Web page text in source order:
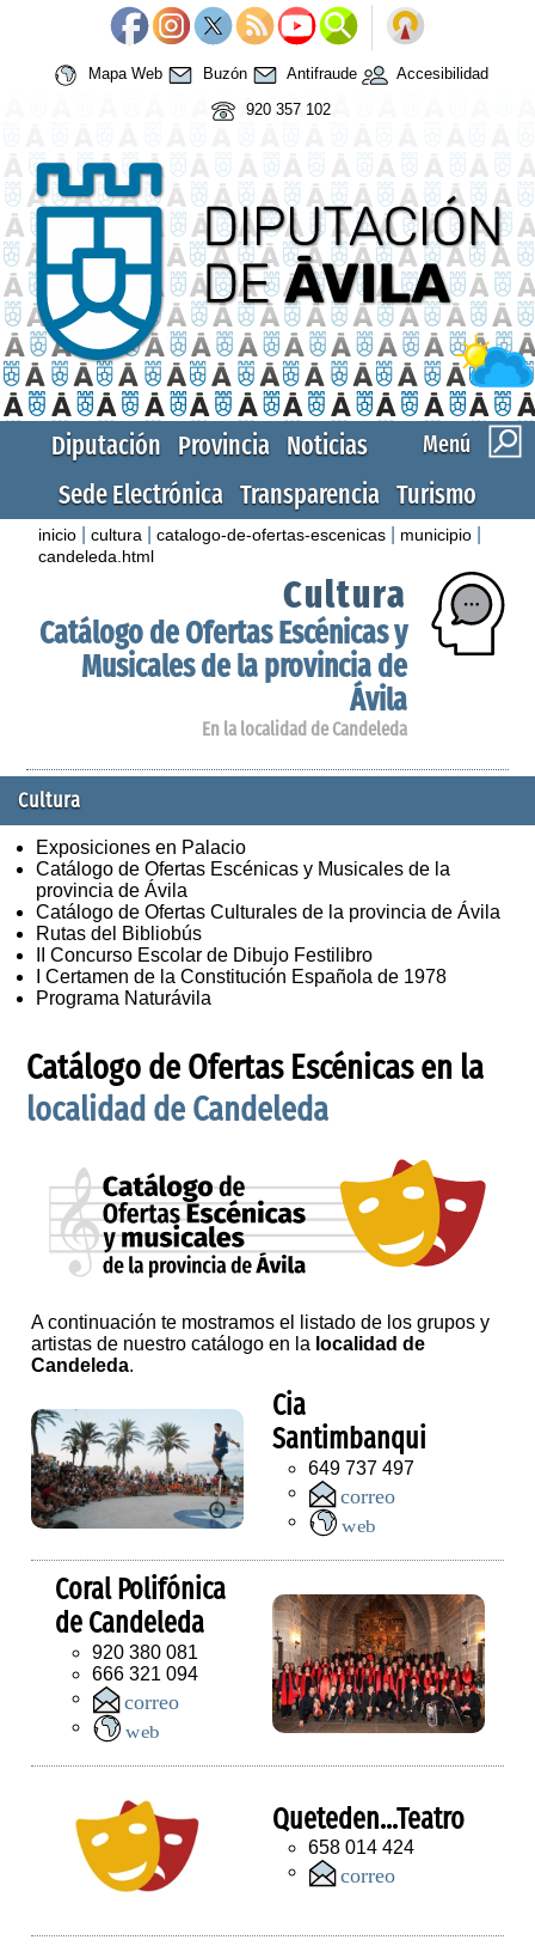
Mapa Web Buzón Antifraude
Accesibilidad
920 357 102
Menú
Diputación Provincia Noticias
Sede Electrónica Transparencia Turismo
inicio |cultura |catalogo-de-ofertas-escenicas municipio
candeleda.html
Cultura
Catálogo de Ofertas Escénicas y
Musicales de la provincia de
Ávila
En la localidad de Candeleda
Cultura
Exposiciones en Palacio
Catálogo de Ofertas Escénicas y Musicales de la
provincia de Ávila
Catálogo de Ofertas Culturales de la provincia de Ávila
Rutas del Bibliobús
II Concurso Escolar de Dibujo Festilibro
I Certamen de la Constitución Española de 1978
Programa Naturávila
Catálogo de Ofertas Escénicas en la
localidad de Candeleda
A continuación te mostramos el listado de los grupos y
artistas de nuestro catálogo en la localidad de
Candeleda.
Cia
Santimbanqui
649 737 497
Coral Polifónica
de Candeleda
920 380 081
666 321 094
Queteden...Teatro
658 014 424